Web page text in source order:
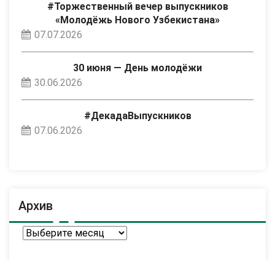
#Торжественный вечер выпускников
«Молодёжь Нового Узбекистана»
07.07.2026
30 июня — День молодёжи
30.06.2026
#ДекадаВыпускников
07.06.2026
Архив
Архив